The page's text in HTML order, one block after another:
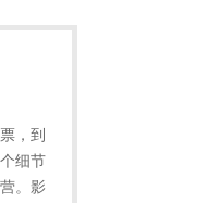
，到
细节
。影